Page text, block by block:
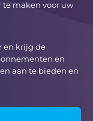
maken voor uw
en krijg de
en
aan te bieden en